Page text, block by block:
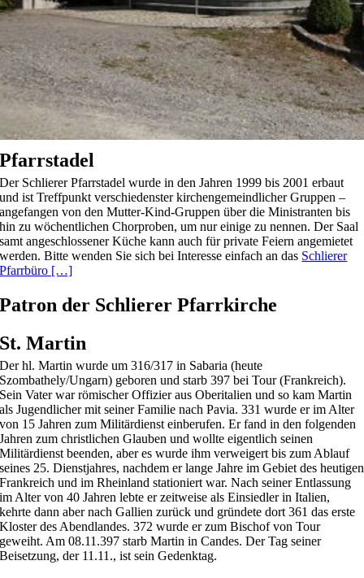
Pfarrstadel
Der Schlierer Pfarrstadel wurde in den Jahren 1999 bis 2001 erbaut
und ist Treffpunkt verschiedenster kirchengemeindlicher Gruppen –
angefangen von den Mutter-Kind-Gruppen über die Ministranten bis
hin zu wöchentlichen Chorproben, um nur einige zu nennen. Der Saal
samt angeschlossener Küche kann auch für private Feiern angemietet
werden. Bitte wenden Sie sich bei Interesse einfach an das Schlierer
Pfarrbüro […]
Patron der Schlierer Pfarrkirche
St. Martin
Der hl. Martin wurde um 316/317 in Sabaria (heute
Szombathely/Ungarn) geboren und starb 397 bei Tour (Frankreich).
Sein Vater war römischer Offizier aus Oberitalien und so kam Martin
als Jugendlicher mit seiner Familie nach Pavia. 331 wurde er im Alter
von 15 Jahren zum Militärdienst einberufen. Er fand in den folgenden
Jahren zum christlichen Glauben und wollte eigentlich seinen
Militärdienst beenden, aber es wurde ihm verweigert bis zum Ablauf
seines 25. Dienstjahres, nachdem er lange Jahre im Gebiet des heutigen
Frankreich und im Rheinland stationiert war. Nach seiner Entlassung
im Alter von 40 Jahren lebte er zeitweise als Einsiedler in Italien,
kehrte dann aber nach Gallien zurück und gründete dort 361 das erste
Kloster des Abendlandes. 372 wurde er zum Bischof von Tour
geweiht. Am 08.11.397 starb Martin in Candes. Der Tag seiner
Beisetzung, der 11.11., ist sein Gedenktag.